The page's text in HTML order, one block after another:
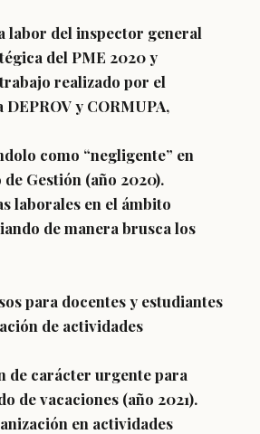
labor del inspector general
del PME 2020 y
realizado por el
y CORMUPA,
como “negligente” en
Gestión (año 2020).
laborales en el ámbito
de manera brusca los
para docentes y estudiantes
de actividades
de carácter urgente para
de vacaciones (año 2021).
en actividades